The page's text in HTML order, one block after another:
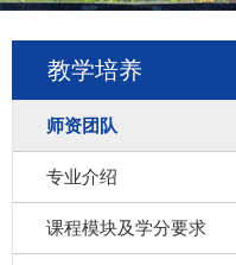
教学培养
师资团队
专业介绍
课程模块及学分要求